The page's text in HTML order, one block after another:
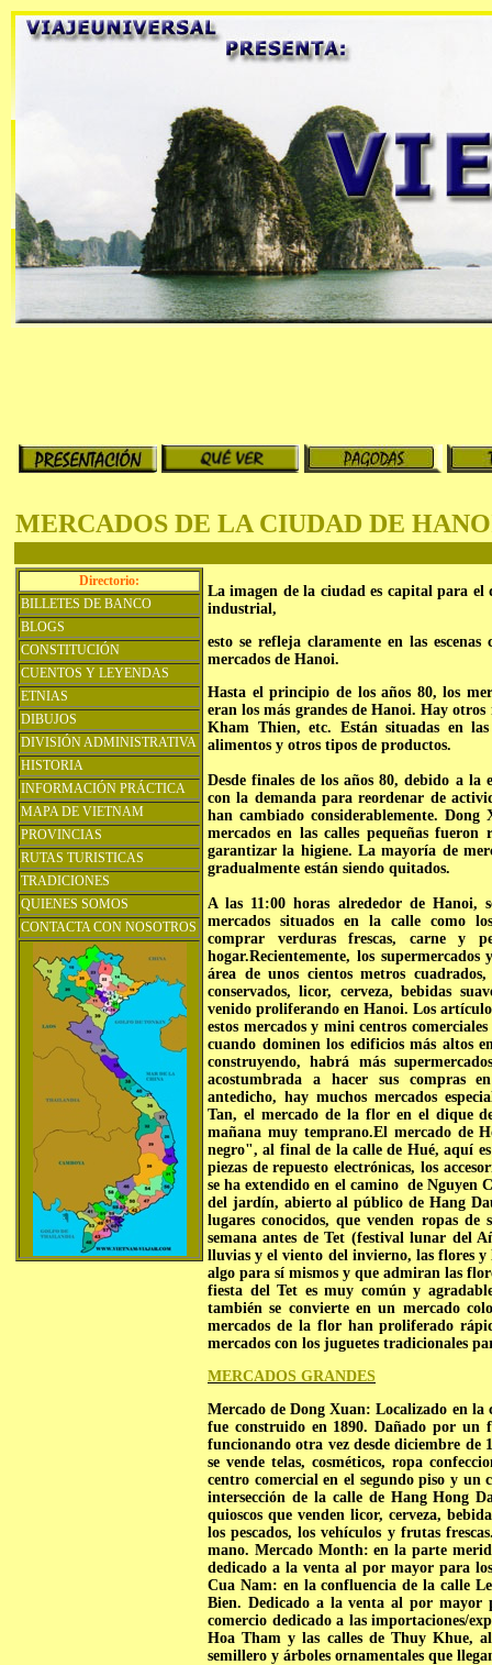
MERCADOS DE LA CIUDAD DE
Directorio:
BILLETES DE BANCO
BLOGS
CONSTITUCIÓN
CUENTOS Y LEYENDAS
ETNIAS
DIBUJOS
DIVISIÓN ADMINISTRATIVA
HISTORIA
INFORMACIÓN PRÁCTICA
MAPA DE VIETNAM
PROVINCIAS
RUTAS TURISTICAS
TRADICIONES
QUIENES SOMOS
CONTACTA CON NOSOTROS
La imagen de la ciudad es capital para
industrial,
esto se refleja claramente en las
mercados de Hanoi.
Hasta el principio de los años 80, los
eran los más grandes de Hanoi. Hay
Kham Thien, etc. Están situadas en
alimentos y otros tipos de productos.
Desde finales de los años 80, debido a
con la demanda para reordenar de
han cambiado considerablemente.
mercados en las calles pequeñas fueron
garantizar la higiene. La mayoría de
gradualmente están siendo quitados.
A las 11:00 horas alrededor de Hanoi,
mercados situados en la calle como
comprar verduras frescas, carne y
hogar.Recientemente, los
área de unos cientos metros
conservados, licor, cerveza, bebidas
venido proliferando en Hanoi. Los
estos mercados y mini centros
cuando dominen los edificios más altos
construyendo, habrá más
acostumbrada a hacer sus compras
antedicho, hay muchos mercados
Tan, el mercado de la flor en el dique
mañana muy temprano.El mercado de
negro", al final de la calle de Hué, aquí
piezas de repuesto electrónicas, los
se ha extendido en el camino de Nguyen
del jardín, abierto al público de Hang
lugares conocidos, que venden ropas
semana antes de Tet (festival lunar del
lluvias y el viento del invierno, las flores y
algo para sí mismos y que admiran las
fiesta del Tet es muy común y
también se convierte en un mercado
mercados de la flor han proliferado
mercados con los juguetes tradicionales
MERCADOS GRANDES
Mercado de Dong Xuan:Localizado en la
fue construido en 1890. Dañado por un
funcionando otra vez desde diciembre de
se vende telas, cosméticos, ropa
centro comercial en el segundo piso y
intersección de la calle de Hang Hong
quioscos que venden licor, cerveza,
los pescados, los vehículos y frutas
mano. Mercado Month: en la parte
dedicado a la venta al por mayor para
Cua Nam: en la confluencia de la calle
Bien. Dedicado a la venta al por mayor
comercio dedicado a las importaciones/
Hoa Tham y las calles de Thuy Khue,
semillero y árboles ornamentales que